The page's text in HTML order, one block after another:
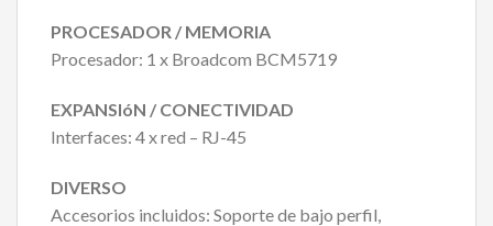
PROCESADOR / MEMORIA
Procesador: 1 x Broadcom BCM5719
EXPANSIóN / CONECTIVIDAD
Interfaces: 4 x red – RJ-45
DIVERSO
Accesorios incluidos: Soporte de bajo perfil,